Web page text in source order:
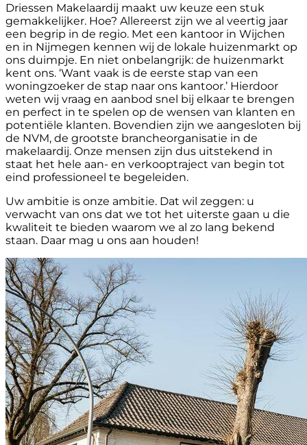
Driessen Makelaardij maakt uw keuze een stuk
gemakkelijker. Hoe? Allereerst zijn we al veertig jaar
een begrip in de regio. Met een kantoor in Wijchen
en in Nijmegen kennen wij de lokale huizenmarkt op
ons duimpje. En niet onbelangrijk: de huizenmarkt
kent ons. ‘Want vaak is de eerste stap van een
woningzoeker de stap naar ons kantoor.’ Hierdoor
weten wij vraag en aanbod snel bij elkaar te brengen
en perfect in te spelen op de wensen van klanten en
potentiële klanten. Bovendien zijn we aangesloten bij
de NVM, de grootste brancheorganisatie in de
makelaardij. Onze mensen zijn dus uitstekend in
staat het hele aan- en verkooptraject van begin tot
eind professioneel te begeleiden.
Uw ambitie is onze ambitie. Dat wil zeggen: u
verwacht van ons dat we tot het uiterste gaan u die
kwaliteit te bieden waarom we al zo lang bekend
staan. Daar mag u ons aan houden!